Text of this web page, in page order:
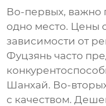
Во-первых, важно
одно место. Цены
зависимости от
Фуцзянь часто
Шанхай. Во-
с качеством.